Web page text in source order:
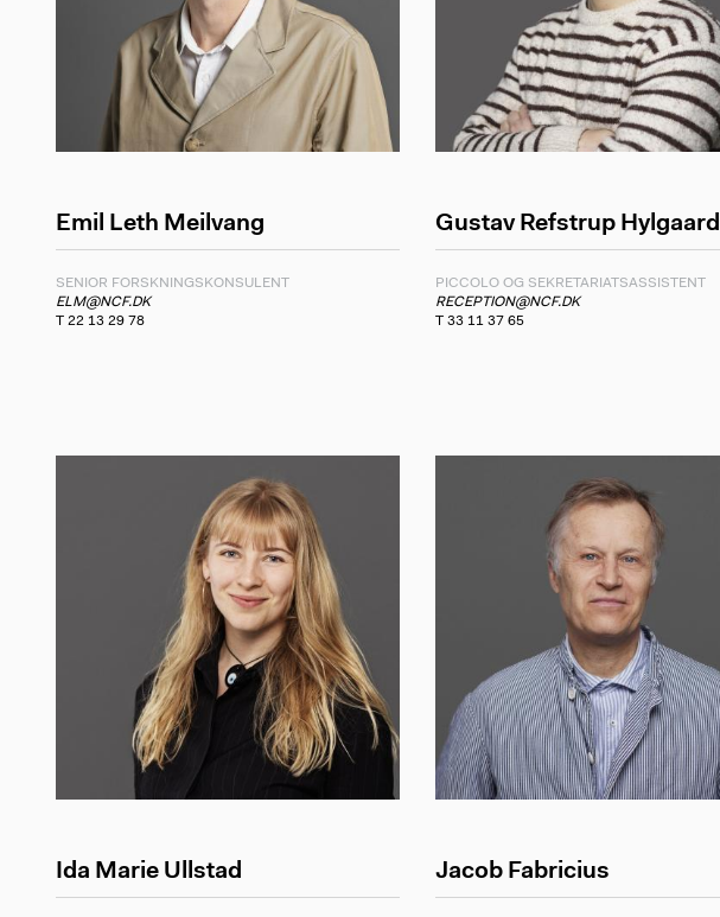
Emil Leth Meilvang
SENIOR FORSKNINGSKONSULENT
ELM@NCF.DK
T 22 13 29 78
Gustav Refstrup Hylgaard
PICCOLO OG SEKRETARIATSASSISTENT
RECEPTION@NCF.DK
T 33 11 37 65
Ida Marie Ullstad Jacob Fabricius